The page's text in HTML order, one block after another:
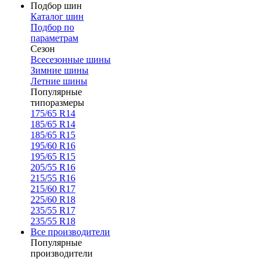
Подбор шин
Каталог шин
Подбор по
параметрам
Сезон
Всесезонные шины
Зимние шины
Летние шины
Популярные
типоразмеры
175/65 R14
185/65 R14
185/65 R15
195/60 R16
195/65 R15
205/55 R16
215/55 R16
215/60 R17
225/60 R18
235/55 R17
235/55 R18
Все производители
Популярные
производители